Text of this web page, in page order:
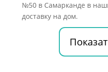
№50 в Самарканде в
доставку на дом.